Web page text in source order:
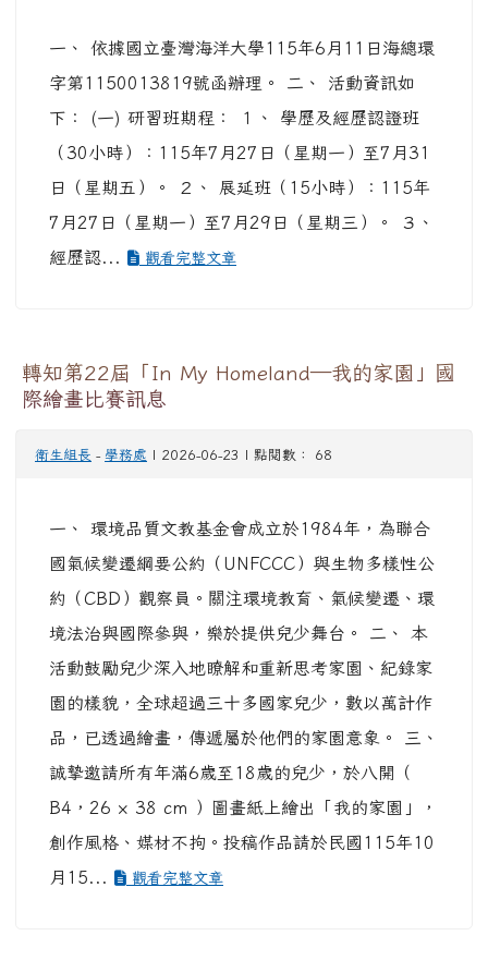
一、 依據國立臺灣海洋大學115年6月11日海總環
字第1150013819號函辦理。 二、 活動資訊如
下： (一) 研習班期程： １、 學歷及經歷認證班
（30小時）：115年7月27日（星期一）至7月31
日（星期五）。 ２、 展延班（15小時）：115年
7月27日（星期一）至7月29日（星期三）。 ３、
經歷認...
觀看完整文章
轉知第22屆「In My Homeland—我的家園」國
際繪畫比賽訊息
衛生組長 - 學務處 | 2026-06-23 | 點閱數： 68
一、 環境品質文教基金會成立於1984年，為聯合
國氣候變遷綱要公約（UNFCCC）與生物多樣性公
約（CBD）觀察員。關注環境教育、氣候變遷、環
境法治與國際參與，樂於提供兒少舞台。 二、 本
活動鼓勵兒少深入地瞭解和重新思考家園、紀錄家
園的樣貌，全球超過三十多國家兒少，數以萬計作
品，已透過繪畫，傳遞屬於他們的家園意象。 三、
誠摯邀請所有年滿6歲至18歲的兒少，於八開（
B4，26 × 38 cm ）圖畫紙上繪出「我的家園」，
創作風格、媒材不拘。投稿作品請於民國115年10
月15...
觀看完整文章